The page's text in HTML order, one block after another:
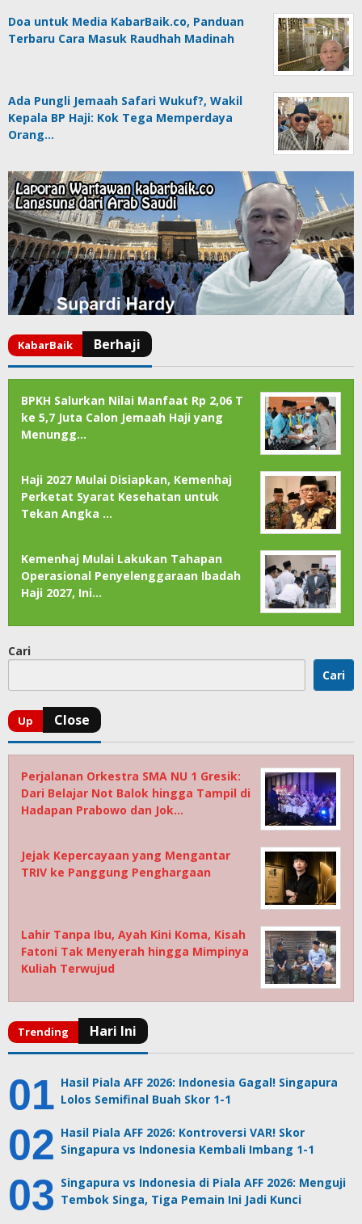
Doa untuk Media KabarBaik.co, Panduan
Terbaru Cara Masuk Raudhah Madinah
Ada Pungli Jemaah Safari Wukuf?, Wakil
Kepala BP Haji: Kok Tega Memperdaya
Orang…
BPKH Salurkan Nilai Manfaat Rp 2,06 T
ke 5,7 Juta Calon Jemaah Haji yang
Menungg…
Haji 2027 Mulai Disiapkan, Kemenhaj
Perketat Syarat Kesehatan untuk
Tekan Angka …
Kemenhaj Mulai Lakukan Tahapan
Operasional Penyelenggaraan Ibadah
Haji 2027, Ini…
Cari
Cari
Perjalanan Orkestra SMA NU 1 Gresik:
Dari Belajar Not Balok hingga Tampil di
Hadapan Prabowo dan Jok…
Jejak Kepercayaan yang Mengantar
TRIV ke Panggung Penghargaan
Lahir Tanpa Ibu, Ayah Kini Koma, Kisah
Fatoni Tak Menyerah hingga Mimpinya
Kuliah Terwujud
Hasil Piala AFF 2026: Indonesia Gagal! Singapura
Lolos Semifinal Buah Skor 1-1
Hasil Piala AFF 2026: Kontroversi VAR! Skor
Singapura vs Indonesia Kembali Imbang 1-1
Singapura vs Indonesia di Piala AFF 2026: Menguji
Tembok Singa, Tiga Pemain Ini Jadi Kunci